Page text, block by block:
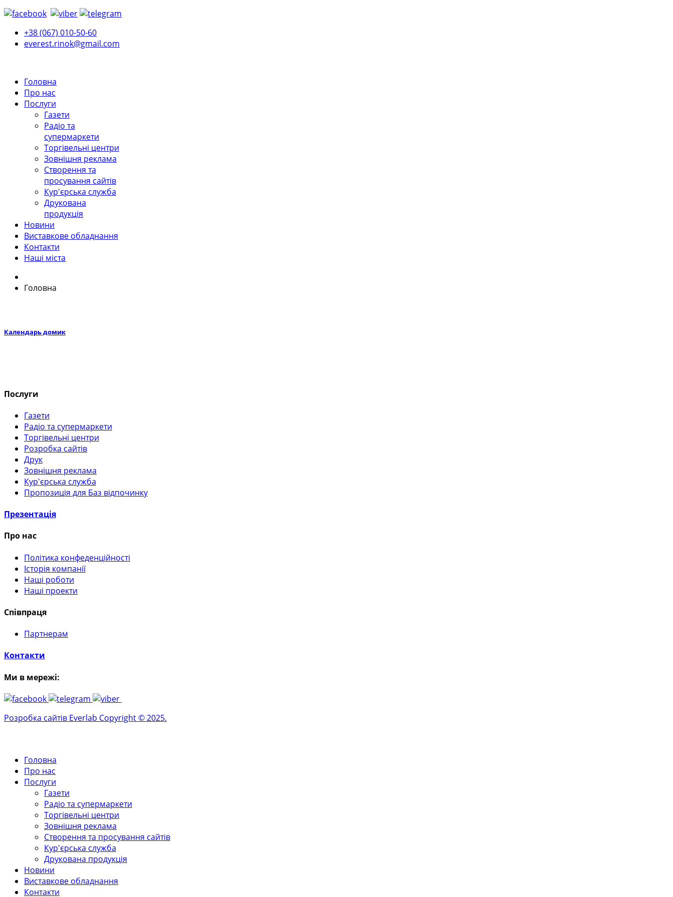
+38 (067) 010-50-60
everest.rinok@gmail.com
Головна
Про нас
Послуги
Газети
Радіо та
супермаркети
Торгівельні центри
Зовнішня реклама
Створення та
просування сайтів
Кур'єрська служба
Друкована
продукція
Новини
Виставкове обладнання
Контакти
Наші міста
Головна
Календарь домик
Послуги
Газети
Радіо та супермаркети
Торгівельні центри
Розробка сайтів
Друк
Зовнішня реклама
Кур'єрська служба
Пропозиція для Баз відпочинку
Презентація
Про нас
Політика конфеденційності
Історія компанії
Наші роботи
Наші проекти
Співпраця
Партнерам
Контакти
Ми в мережі:
Розробка сайтів Everlab Copyright © 2025.
Головна
Про нас
Послуги
Газети
Радіо та супермаркети
Торгівельні центри
Зовнішня реклама
Створення та просування сайтів
Кур'єрська служба
Друкована продукція
Новини
Виставкове обладнання
Контакти